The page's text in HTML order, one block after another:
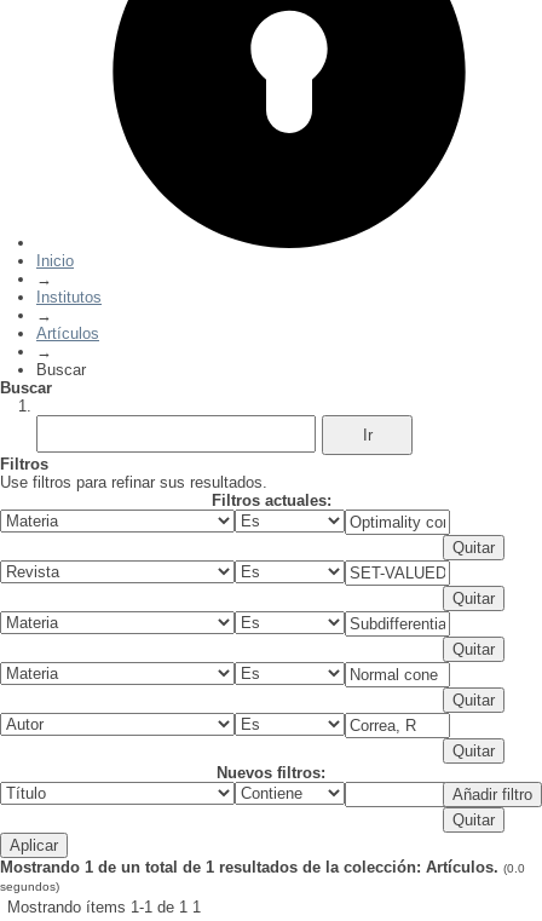
Inicio
→
Institutos
→
Artículos
→
Buscar
Buscar
Filtros
Use filtros para refinar sus resultados.
Filtros actuales:
Nuevos filtros:
Mostrando 1 de un total de 1 resultados de la colección: Artículos. (0.0
segundos)
Mostrando ítems 1-1 de 1 1